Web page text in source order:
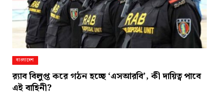
বাংলাদেশ
র‍্যাব বিলুপ্ত করে গঠন হচ্ছে ‘এসআরবি’, কী দায়িত্ব পাবে
এই বাহিনী?